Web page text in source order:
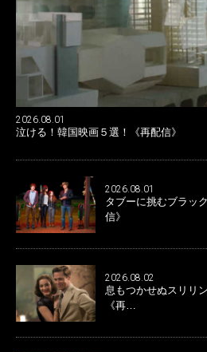
2026.08.01
泣ける！韓国映画５選！《再配信》
2026.08.01
タブーに挑むブラッ
信》
2026.08.02
息もつかせぬスリリ
《再…